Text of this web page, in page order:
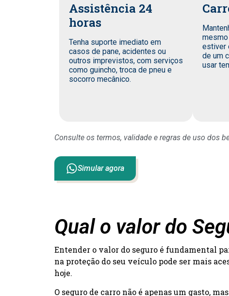
Assistência 24
horas
Tenha suporte imediato em
casos de pane, acidentes ou
outros imprevistos, com serviços
como guincho, troca de pneu e
socorro mecânico.
estiver
de um
usar
Consulte os termos, validade e regras de uso dos
Simular agora
Qual o valor do
Entender o valor do seguro é fundamental
na proteção do seu veículo pode ser mais
hoje.
O seguro de carro não é apenas um gasto,